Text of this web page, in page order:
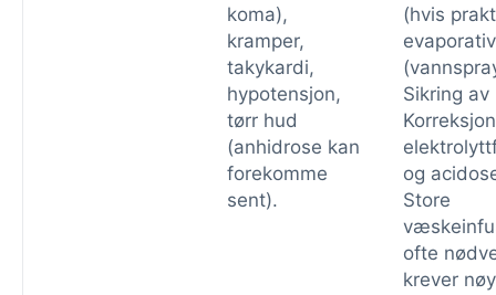
koma),
kramper,
takykardi,
hypotensjon,
tørr hud
(anhidrose kan
forekomme
sent).
(hvis
Sikring
og
Store
ofte
krever